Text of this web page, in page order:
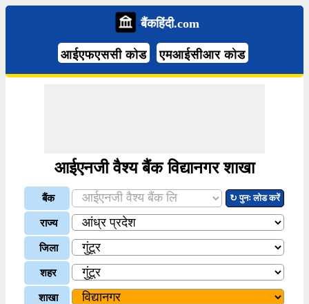
बैंकहिंदी.com
आईएफएससी कोड एमआईसीआर कोड
आईएनजी वैश्य बैंक विद्यानगर शाखा
बैंक ↻ पुनः लोड करें
राज्य
जिला
शहर
शाखा